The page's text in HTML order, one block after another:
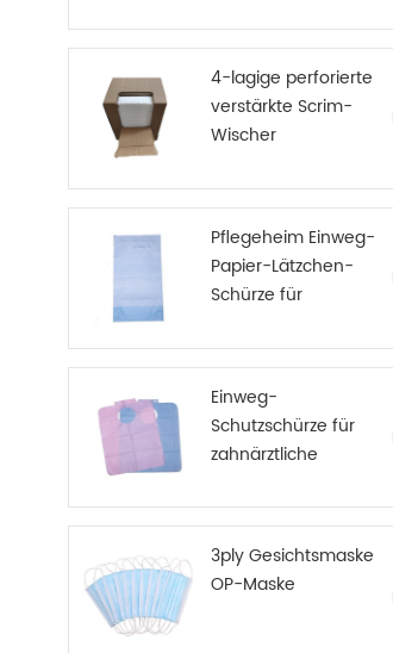
Papierhandtücher
4-lagige perforierte
verstärkte Scrim-
Wischer
Pflegeheim Einweg-
Papier-Lätzchen-
Schürze für
Einweg-
Schutzschürze für
zahnärztliche
3ply Gesichtsmaske
OP-Maske